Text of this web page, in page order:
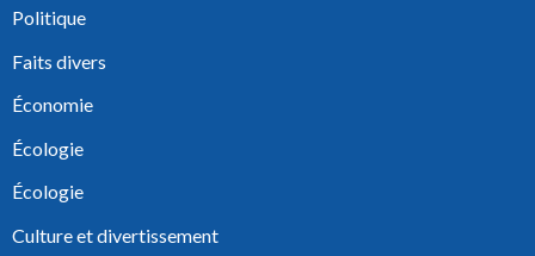
Politique
Faits divers
Économie
Écologie
Écologie
Culture et divertissement